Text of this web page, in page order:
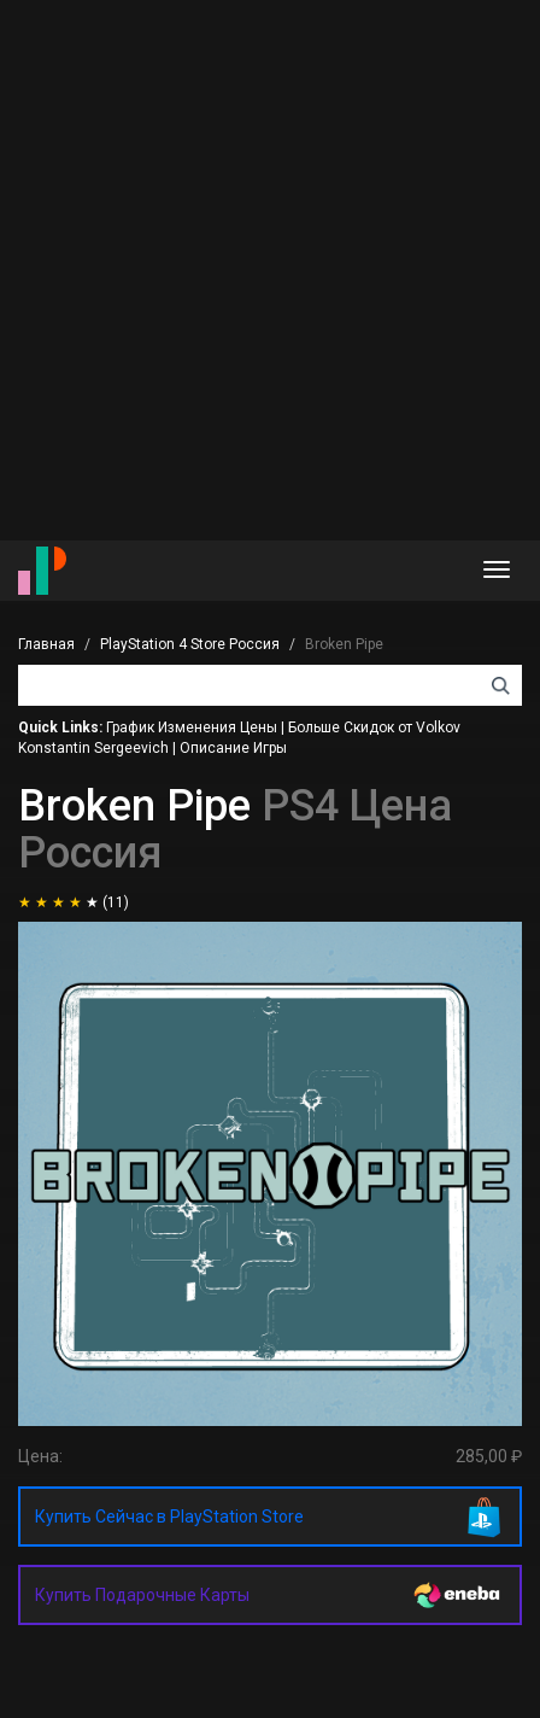
Главная PlayStation 4 Store Россия Broken Pipe
Quick Links: График Изменения Цены
Больше Скидок от Volkov
Konstantin Sergeevich
Описание Игры
Broken Pipe PS4 Цена
Россия
(11)
Цена: 285,00 ₽
Купить Сейчас в PlayStation Store
Купить Подарочные Карты